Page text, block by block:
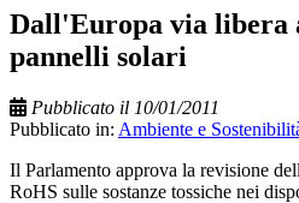
Dall'Europa via libera
pannelli solari
Pubblicato il 10/01/2011
Pubblicato in: Ambiente e
Il Parlamento approva la revisione
RoHS sulle sostanze tossiche nei